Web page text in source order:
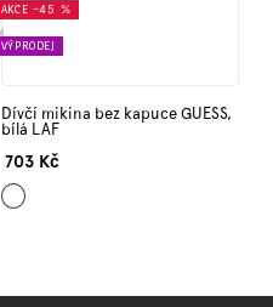
AKCE –45 %
VÝPRODEJ
Dívčí mikina bez kapuce GUESS,
bílá LAF
703 Kč
Bílá